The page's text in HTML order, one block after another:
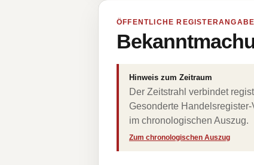
ÖFFENTLICHE
Hinweis zum Zeitraum
Der Zeitstrahl verbindet
Gesonderte
im chronologischen Auszug.
Zum chronologischen Auszug